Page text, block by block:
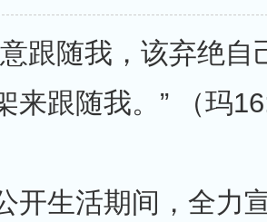
跟随我，该弃绝自
来跟随我。” （玛
开生活期间，全力